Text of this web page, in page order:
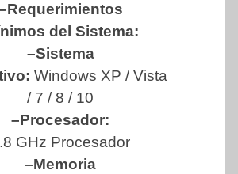
del Sistema:
–Sistema
Windows XP / Vista
/ 7 / 8 / 10
–Procesador:
GHz Procesador
–Memoria